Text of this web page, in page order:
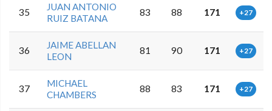
35
JUAN ANTONIO
RUIZ BATANA
83 88 171 +27
36
JAIME ABELLAN
LEON
81 90 171 +27
37
MICHAEL
CHAMBERS
88 83 171 +27